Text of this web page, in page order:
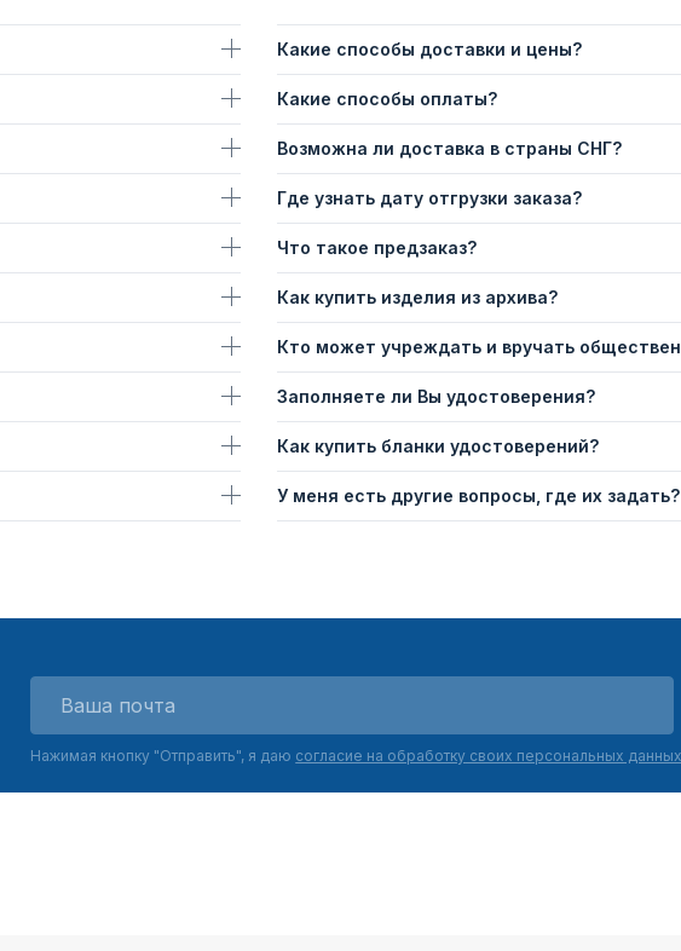
Какие способы доставки и цены?
Какие способы оплаты?
Возможна ли доставка в страны СНГ?
Где узнать дату отгрузки заказа?
Что такое предзаказ?
Как купить изделия из архива?
Кто может учреждать и вручать
Заполняете ли Вы удостоверения?
Как купить бланки удостоверений?
У меня есть другие вопросы, где их задать?
Нажимая кнопку "Отправить", я даю согласие на обработку своих персональных данных